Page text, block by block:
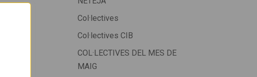
Col·lectives
Col·lectives CIB
COL·LECTIVES DEL MES DE
MAIG